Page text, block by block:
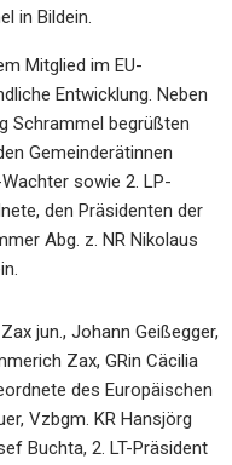
in Bildein.
Mitglied im EU-
Entwicklung. Neben
Schrammel begrüßten
Gemeinderätinnen
sowie 2. LP-
den Präsidenten der
Abg. z. NR Nikolaus
jun., Johann Geißegger,
Zax, GRin Cäcilia
des Europäischen
Vzbgm. KR Hansjörg
Buchta, 2. LT-Präsident